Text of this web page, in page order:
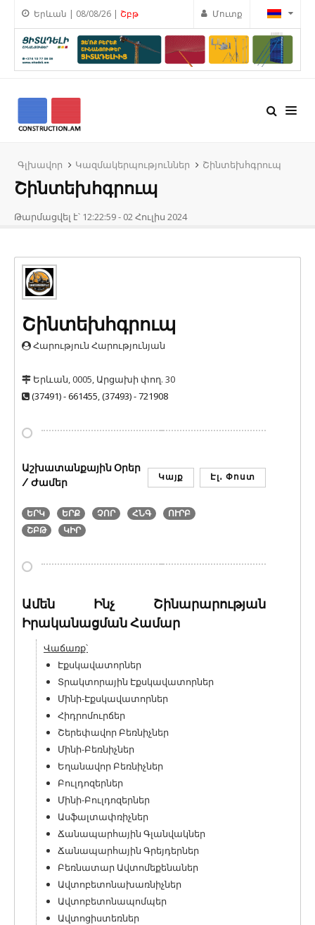
Մուտք
Երևան | 08/08/26 | Շբթ
Գլխավոր Կազմակերպություններ Շինտեխհգրուպ
Շինտեխհգրուպ
Թարմացվել է՝ 12:22:59 - 02 Հուլիս 2024
Շինտեխհգրուպ
Հարություն Հարությունյան
Երևան, 0005, Արցախի փող. 30
(37491) - 661455,(37493) - 721908
Էլ․ Փոստ
Կայք
Աշխատանքային Օրեր
/ Ժամեր
ԵՐԿ ԵՐՔ ՉՈՐ ՀՆԳ
ՈՒՐԲ
ՇԲԹ
ԿԻՐ
Ամեն Ինչ Շինարարության
Իրականացման Համար
Վաճառք՝
Էքսկավատորներ
Տրակտորային Էքսկավատորներ
Մինի-Էքսկավատորներ
Հիդրոմուրճեր
Շերեփավոր Բեռնիչներ
Մինի-Բեռնիչներ
Եղանավոր Բեռնիչներ
Բուլդոզերներ
Մինի-Բուլդոզերներ
Ասֆալտափռիչներ
Ճանապարհային Գլանվակներ
Ճանապարհային Գրեյդերներ
Բեռնատար Ավտոմեքենաներ
Ավտոբետոնախառնիչներ
Ավտոբետոնապոմպեր
Ավտոցիստեռներ